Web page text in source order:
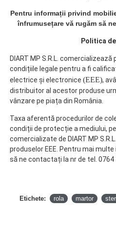
Pentru informații privind
înfrumusețare vă rugăm să
Politica
DIART MP S.R.L.
condițiile legale pentru a fi
electrice și electronice (EEE),
distribuitor al acestor produse
vânzare pe piața din România.
Taxa aferentă procedurilor de
condiții de protecție a mediului,
comercializate de DIART MP
produselor EEE. Pentru mai
să ne contactați la nr de tel. 0764
Etichete: rola martor